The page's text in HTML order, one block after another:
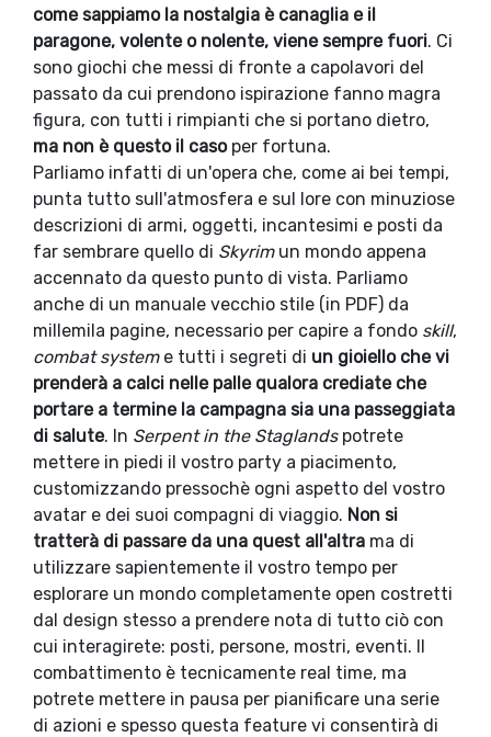
come sappiamo la nostalgia è canaglia e il
paragone, volente o nolente, viene sempre fuori. Ci
sono giochi che messi di fronte a capolavori del
passato da cui prendono ispirazione fanno magra
figura, con tutti i rimpianti che si portano dietro,
ma non è questo il casoper fortuna.
Parliamo infatti di un'opera che, come ai bei tempi,
punta tutto sull'atmosfera e sul lore con minuziose
descrizioni di armi, oggetti, incantesimi e posti da
far sembrare quello di Skyrimun mondo appena
accennato da questo punto di vista. Parliamo
anche di un manuale vecchio stile (in PDF) da
millemila pagine, necessario per capire a fondo skill,
combat systeme tutti i segreti di un gioiello che vi
prenderà a calci nelle palle qualora crediate che
portare a termine la campagna sia una passeggiata
di salute. In Serpent in the Staglandspotrete
mettere in piedi il vostro party a piacimento,
customizzando pressochè ogni aspetto del vostro
avatar e dei suoi compagni di viaggio. Non si
tratterà di passare da una quest all'altra ma di
utilizzare sapientemente il vostro tempo per
esplorare un mondo completamente open costretti
dal design stesso a prendere nota di tutto ciò con
cui interagirete: posti, persone, mostri, eventi. Il
combattimento è tecnicamente real time, ma
potrete mettere in pausa per pianificare una serie
di azioni e spesso questa feature vi consentirà di